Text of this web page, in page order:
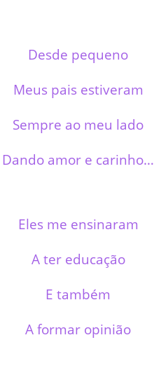
Desde pequeno
Meus pais estiveram
Sempre ao meu lado
Dando amor e carinho…
Eles me ensinaram
A ter educação
E também
A formar opinião